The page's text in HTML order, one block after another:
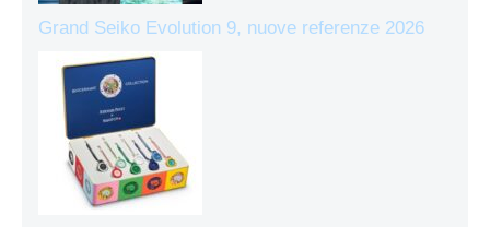
Grand Seiko Evolution 9, nuove referenze 2026